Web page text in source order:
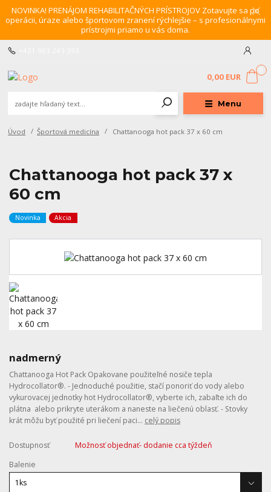
NOVINKA! PRENÁJOM REHABILITAČNÝCH PRÍSTROJOV Zotavujte sa po
operácii, úraze alebo športovom zranení rýchlejšie – s profesionálnymi
prístrojmi priamo u vás doma.
Menu
0,00 EUR
Úvod Športová medicína Chattanooga hot pack 37 x 60 cm
Chattanooga hot pack 37 x
60 cm
Novinka Akcia
nadmerný
Chattanooga Hot Pack Opakovane použiteľné nosiče tepla
Hydrocollator®. - Jednoduché použitie, stačí ponoriť do vody alebo
vykurovacej jednotky hot Hydrocollator®, vyberte ich, zabaľte ich do
plátna alebo prikryte uterákom a naneste na liečenú oblasť. - Stovky
krát môžu byť použité pri liečení paci... celý popis
Dostupnosť
Možnosť objednať- dodanie cca týždeň
Balenie